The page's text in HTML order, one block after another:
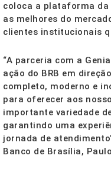
coloca a plataforma da
as melhores do
clientes institucionais
“A parceria com a
ação do BRB em
completo, moderno e
para oferecer aos
importante variedade
garantindo uma
jornada de
Banco de Brasília,